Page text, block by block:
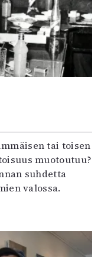
tai toisen
muotoutuu?
suhdetta
valossa.